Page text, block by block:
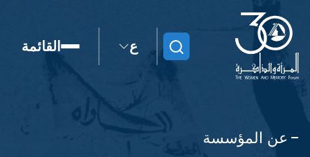
ابحث ع القائمة
عن المؤسسة